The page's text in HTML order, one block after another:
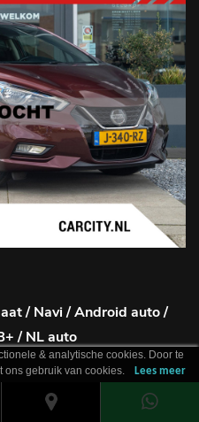
/ Navi / Android auto /
/ NL auto
Automaat
& analytische cookies. Door te
ons gebruik van cookies.
Lees meer